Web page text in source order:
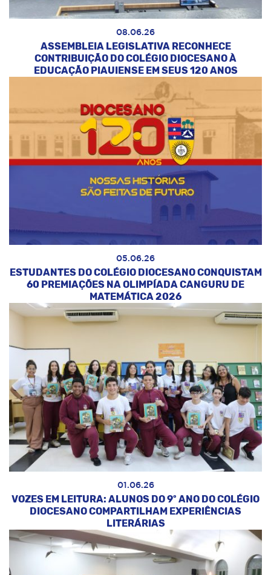
08.06.26
ASSEMBLEIA LEGISLATIVA RECONHECE
CONTRIBUIÇÃO DO COLÉGIO DIOCESANO À
EDUCAÇÃO PIAUIENSE EM SEUS 120 ANOS
05.06.26
ESTUDANTES DO COLÉGIO DIOCESANO CONQUISTAM
60 PREMIAÇÕES NA OLIMPÍADA CANGURU DE
MATEMÁTICA 2026
01.06.26
VOZES EM LEITURA: ALUNOS DO 9º ANO DO COLÉGIO
DIOCESANO COMPARTILHAM EXPERIÊNCIAS
LITERÁRIAS